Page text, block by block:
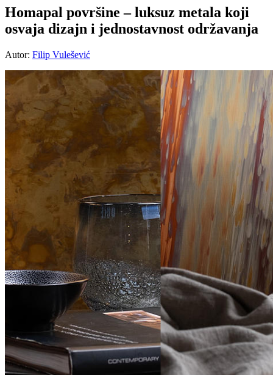
Homapal površine – luksuz metala koji
osvaja dizajn i jednostavnost održavanja
Autor: Filip Vulešević